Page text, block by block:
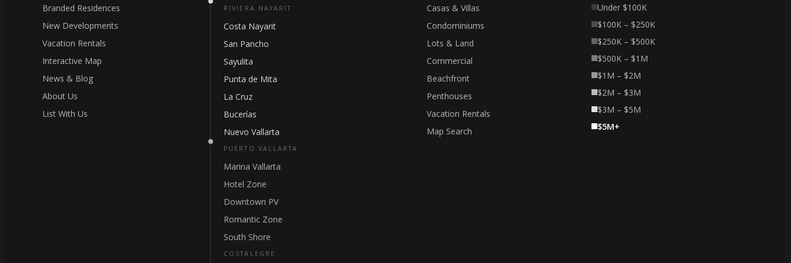
Branded Residences
New Developments
Vacation Rentals
Interactive Map
News & Blog
About Us
List With Us
RIVIERA NAYARIT
Costa Nayarit
San Pancho
Sayulita
Punta de Mita
La Cruz
Bucerías
Nuevo Vallarta
PUERTO VALLARTA
Marina Vallarta
Hotel Zone
Downtown PV
Romantic Zone
South Shore
COSTALEGRE
Casas & Villas
Condominiums
Lots & Land
Commercial
Beachfront
Penthouses
Vacation Rentals
Map Search
Under $100K
$100K – $250K
$250K – $500K
$500K – $1M
$1M – $2M
$2M – $3M
$3M – $5M
$5M+